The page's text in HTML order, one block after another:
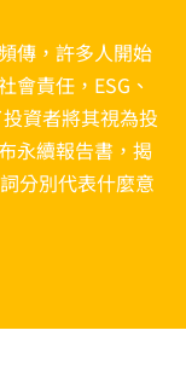
傳，許多人開始
會責任，ESG、
資者將其視為投
永續報告書，揭
分別代表什麼意